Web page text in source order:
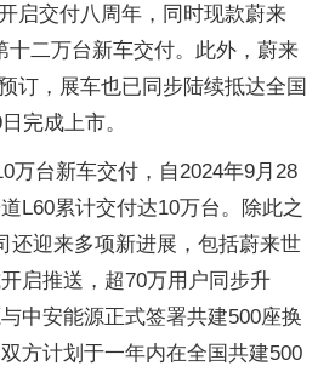
启交付八周年，同时现款蔚来
十二万台新车交付。此外，蔚来
订，展车也已同步陆续抵达全国
完成上市。
万台新车交付，自2024年9月28
L60累计交付达10万台。除此之
还迎来多项新进展，包括蔚来世
启推送，超70万用户同步升
中安能源正式签署共建500座换
方计划于一年内在全国共建500